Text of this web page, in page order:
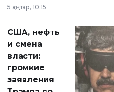
сразу несколько
актуальных тем —
от слухов о
политических
реформах до
вопросов армии,
экономики и
5 қаңтар, 10:15
США, нефть
и смена
власти:
громкие
заявления